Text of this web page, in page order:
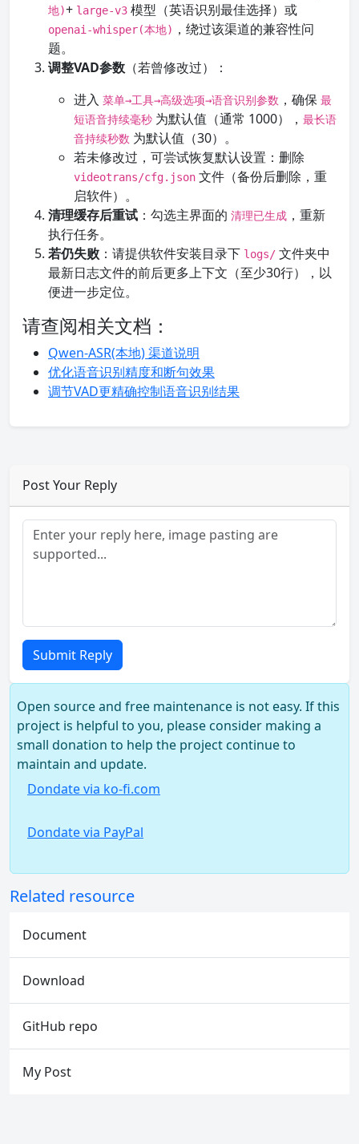
地)+ large-v3 模型（英语识别最佳选择）或
openai-whisper(本地) ，绕过该渠道的兼容性问
题。
调整VAD参数 （若曾修改过）：
进入 菜单→工具→高级选项→语音识别参数 ，确保 最
短语音持续毫秒 为默认值（通常 1000）， 最长语
音持续秒数 为默认值（30）。
若未修改过，可尝试恢复默认设置：删除
videotrans/cfg.json 文件（备份后删除，重
启软件）。
清理缓存后重试 ：勾选主界面的 清理已生成 ，重新
执行任务。
若仍失败 ：请提供软件安装目录下 logs/ 文件夹中
最新日志文件的前后更多上下文（至少30行），以
便进一步定位。
请查阅相关文档：
Qwen-ASR(本地) 渠道说明
优化语音识别精度和断句效果
调节VAD更精确控制语音识别结果
Post Your Reply
Submit Reply
Open source and free maintenance is not easy. If this
project is helpful to you, please consider making a
small donation to help the project continue to
maintain and update.
Dondate via ko-fi.com
Dondate via PayPal
Related resource
Document
Download
GitHub repo
My Post